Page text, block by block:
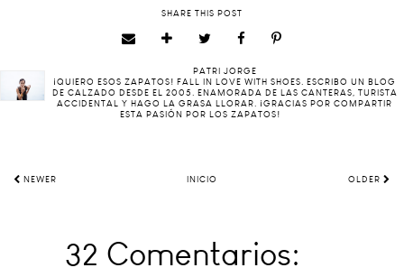
SHARE THIS POST
PATRI JORGE
¡QUIERO ESOS ZAPATOS! FALL IN LOVE WITH SHOES. ESCRIBO UN BLOG
DE CALZADO DESDE EL 2005. ENAMORADA DE LAS CANTERAS, TURISTA
ACCIDENTAL Y HAGO LA GRASA LLORAR. ¡GRACIAS POR COMPARTIR
ESTA PASIÓN POR LOS ZAPATOS!
NEWER INICIO OLDER
32 Comentarios: